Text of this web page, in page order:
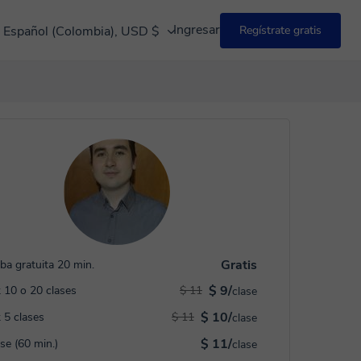
Español (Colombia), USD $ Ingresar Regístrate gratis
gratuita 20 min. Gratis
10 o 20 clases $ 9/clase
$ 11
5 clases
$ 10/clase
$ 11
(60 min.)
$ 11/clase